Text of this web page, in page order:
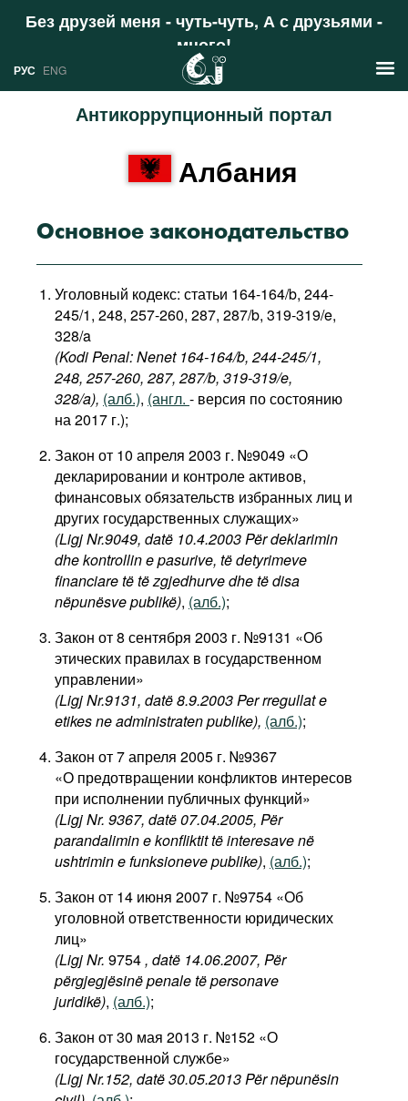
Без друзей меня - чуть-чуть, А с друзьями -
много!
Поддержать
РУС ENG
Антикоррупционный портал
Новости
Аналитика
Профили
Стран
Международных организаций
Литература
Сайты
Документы международных
организаций
Фильмы
Подкасты
Книжная полка
О проекте
Албания
Основное законодательство
Уголовный кодекс: статьи 164-164/b, 244-
245/1, 248, 257-260, 287, 287/b, 319-319/e,
328/a
(Kodi Penal: Nenet 164-164/b, 244-245/1,
248, 257-260, 287, 287/b, 319-319/e,
328/a), (алб.), (англ. - версия по состоянию
на 2017 г.);
Закон от 10 апреля 2003 г. №9049 «О
декларировании и контроле активов,
финансовых обязательств избранных лиц и
других государственных служащих»
(Ligj Nr.9049, datë 10.4.2003 Për deklarimin
dhe kontrollin e pasurive, të detyrimeve
financiare të të zgjedhurve dhe të disa
nëpunësve publikë), (алб.);
Закон от 8 сентября 2003 г. №9131 «Об
этических правилах в государственном
управлении»
(Ligj Nr.9131, datë 8.9.2003 Per rregullat e
etikes ne administraten publike), (алб.);
Закон от 7 апреля 2005 г. №9367
«О предотвращении конфликтов интересов
при исполнении публичных функций»
(Ligj Nr. 9367, datë 07.04.2005, Për
parandalimin e konfliktit të interesave në
ushtrimin e funksioneve publike), (алб.);
Закон от 14 июня 2007 г. №9754 «Об
уголовной ответственности юридических
лиц»
(Ligj Nr. 9754, datë 14.06.2007, Për
përgjegjësinë penale të personave
juridikë), (алб.);
Закон от 30 мая 2013 г. №152 «О
государственной службе»
(Ligj Nr.152, datë 30.05.2013 Për nëpunësin